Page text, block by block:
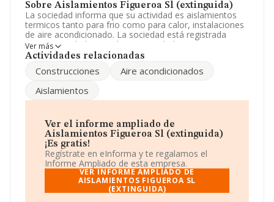
Sobre Aislamientos Figueroa Sl (extinguida)
La sociedad informa que su actividad es aislamientos
termicos tanto para frio como para calor, instalaciones
de aire acondicionado. La sociedad está registrada
como Sociedad Limitada. Su actividad CNAE es
'Fontanería, instalaciones de sistemas de calefacción y
actividad de importación y/o exportación.
Para más información es posible contactar a través del
teléfono 956311723 y su email es
La sociedad españolaAislamientos Figueroa S.L
(extinguida), con CIF B11631900, está situada en Calle
Newton G3, (11407), Jerez De La Frontera, provincia de
Cádiz, Andalucía.
En relación con el sector y disponiendo de los datos de
hasta 30.641 empresas, a nivel nacional la facturación
Ver más
Actividades relacionadas
Construcciones
Aire acondicionados
Aislamientos
Ver el informe ampliado de
Aislamientos Figueroa Sl (extinguida)
¡Es gratis!
Regístrate en eInforma y te regalamos el
Informe Ampliado de esta empresa.
VER INFORME AMPLIADO DE
AISLAMIENTOS FIGUEROA SL
(EXTINGUIDA)